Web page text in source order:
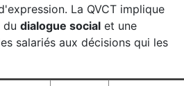
La QVCT implique
du dialogue social et une
salariés aux décisions qui les